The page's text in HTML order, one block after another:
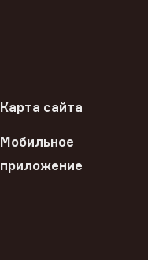
Карта сайта
Мобильное
приложение